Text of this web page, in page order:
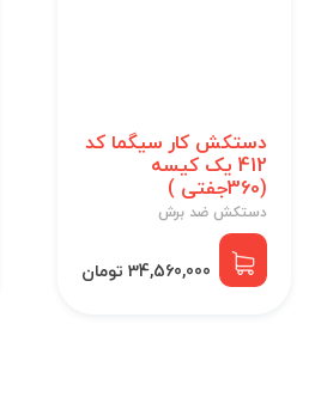
دستکش کار سیگما کد
412 یک کیسه
(360جفتی )
دستکش ضد برش
34,560,000 تومان